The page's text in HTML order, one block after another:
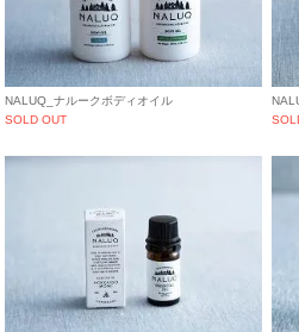
NALUQ_ナルークボディオイル
SOLD OUT